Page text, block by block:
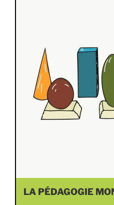
LA PÉDAGOGIE